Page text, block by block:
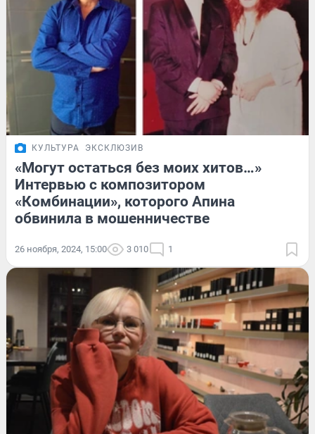
КУЛЬТУРА ЭКСКЛЮЗИВ
«Могут остаться без моих хитов…»
Интервью с композитором
«Комбинации», которого Апина
обвинила в мошенничестве
26 ноября, 2024, 15:00 3 010 1